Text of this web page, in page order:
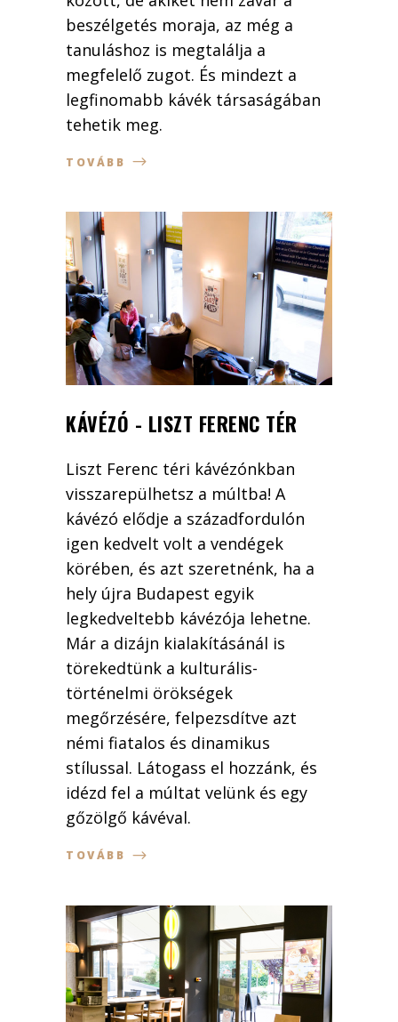
beszélgetés moraja, az még a
tanuláshoz is megtalálja a
megfelelő zugot. És mindezt a
legfinomabb kávék társaságában
tehetik meg.
TOVÁBB
KÁVÉZÓ - LISZT FERENC TÉR
Liszt Ferenc téri kávézónkban
visszarepülhetsz a múltba! A
kávézó elődje a századfordulón
igen kedvelt volt a vendégek
körében, és azt szeretnénk, ha a
hely újra Budapest egyik
legkedveltebb kávézója lehetne.
Már a dizájn kialakításánál is
törekedtünk a kulturális-
történelmi örökségek
megőrzésére, felpezsdítve azt
némi fiatalos és dinamikus
stílussal. Látogass el hozzánk, és
idézd fel a múltat velünk és egy
gőzölgő kávéval.
TOVÁBB